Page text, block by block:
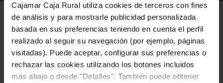
Cajamar Caja Rural utiliza cookies de terceros con fines
de análisis y para mostrarle publicidad personalizada
basada en sus preferencias teniendo en cuenta el perfil
realizado al seguir su navegación (por ejemplo, páginas
visitadas). Puede aceptar, configurar sus preferencias o
rechazar las cookies utilizando los botones incluidos
más abajo o desde "Detalles". También puede obtener
RESPONSABILIDAD SOCIAL
Marichal: “Los retos del sector en